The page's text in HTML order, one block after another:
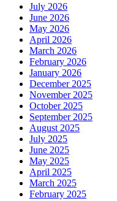
July 2026
June 2026
May 2026
April 2026
March 2026
February 2026
January 2026
December 2025
November 2025
October 2025
September 2025
August 2025
July 2025
June 2025
May 2025
April 2025
March 2025
February 2025